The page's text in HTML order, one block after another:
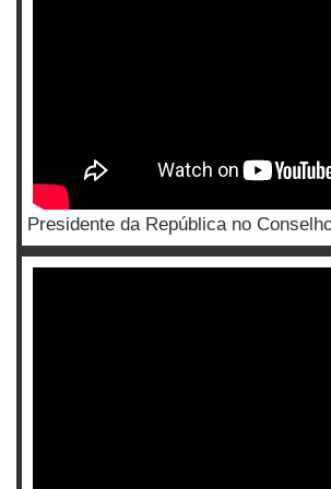
Presidente da República no